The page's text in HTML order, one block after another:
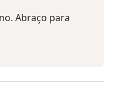
Abraço para